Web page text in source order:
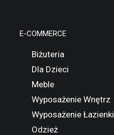
E-COMMERCE
Biżuteria
Dla Dzieci
Meble
Wyposażenie Wnętrz
Wyposażenie Łazienki
Odzież